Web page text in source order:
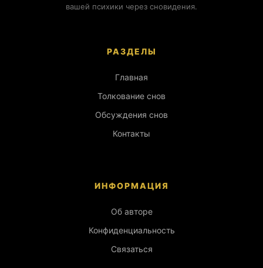
вашей психики через сновидения.
РАЗДЕЛЫ
Главная
Толкование снов
Обсуждения снов
Контакты
ИНФОРМАЦИЯ
Об авторе
Конфиденциальность
Связаться